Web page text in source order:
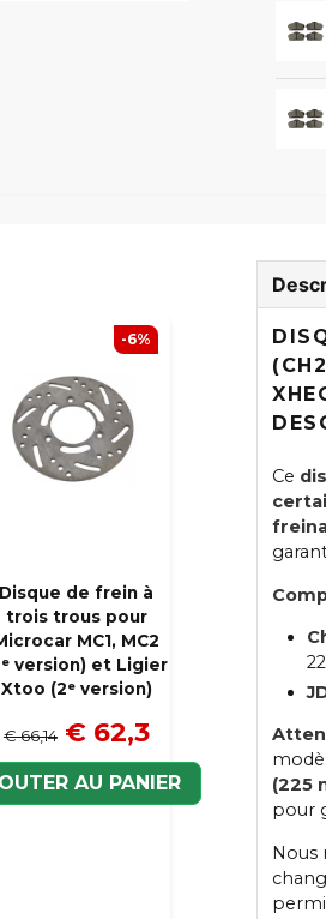
Disque de frein à
trois trous pour
MC1, MC2
version) et Ligier
Xtoo (2ᵉ version)
€ 66,14 € 62,3
AU PANIER
-6%
Ce
(225
pour
Nous